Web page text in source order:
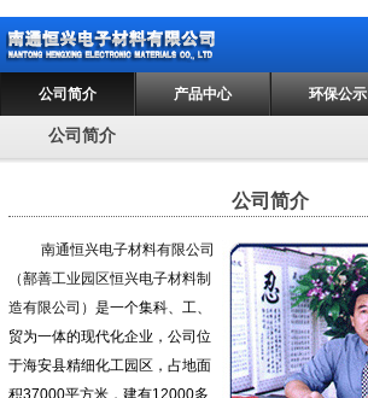
公司简介 产品中心 环保公示
公司简介
公司简介
南通恒兴电子材料有限公司
（鄯善工业园区恒兴电子材料制
造有限公司） 是一个集科、工、
贸为一体的现代化企业，公司位
于海安县精细化工园区，占地面
积37000平方米，建有12000多